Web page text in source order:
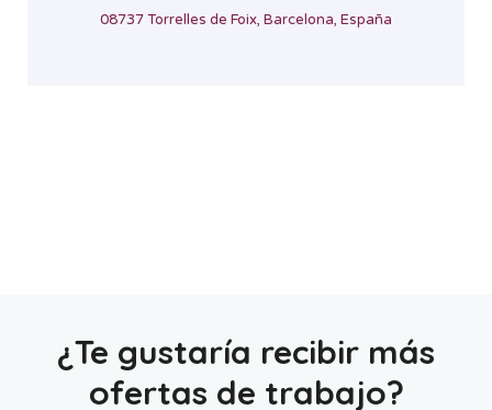
08737 Torrelles de Foix, Barcelona, España
¿Te gustaría recibir más
ofertas de trabajo?